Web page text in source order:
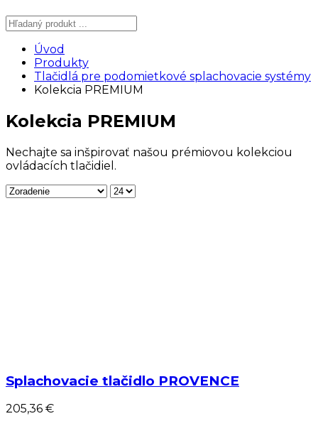
Úvod
Produkty
Tlačidlá pre podomietkové splachovacie systémy
Kolekcia PREMIUM
Kolekcia PREMIUM
Nechajte sa inšpirovať našou prémiovou kolekciou
ovládacích tlačidiel.
Splachovacie tlačidlo PROVENCE
205,36 €